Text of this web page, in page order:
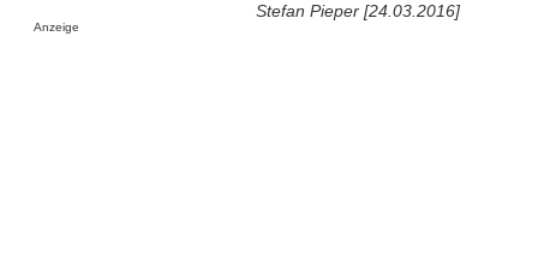
Stefan Pieper [24.03.2016]
Anzeige